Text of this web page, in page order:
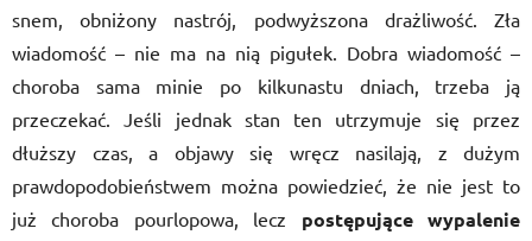
snem, obniżony nastrój, podwyższona drażliwość. Zła
wiadomość – nie ma na nią pigułek. Dobra wiadomość –
choroba sama minie po kilkunastu dniach, trzeba ją
przeczekać. Jeśli jednak stan ten utrzymuje się przez
dłuższy czas, a objawy się wręcz nasilają, z dużym
prawdopodobieństwem można powiedzieć, że nie jest to
już choroba pourlopowa, lecz postępujące wypalenie